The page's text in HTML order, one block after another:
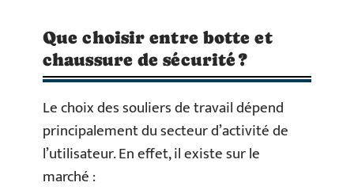
Que choisir entre botte et
chaussure de sécurité ?
Le choix des souliers de travail dépend
principalement du secteur d’activité de
l’utilisateur. En effet, il existe sur le
marché :